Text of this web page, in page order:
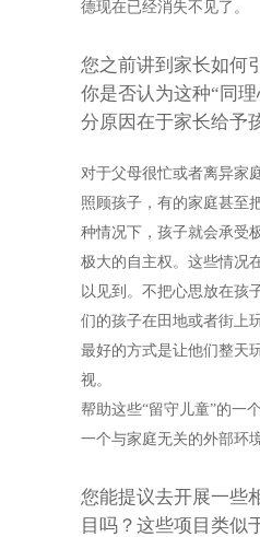
德现在已经消失不见了。
您之前讲到家长如何
你是否认为这种“同
分原因在于家长给予
对于父母很忙或者离异家
照顾孩子，有的家庭甚至
种情况下，孩子就会承受
极大的自主权。这些情况
以见到。不把心思放在孩
们的孩子在田地或者街上
最好的方式是让他们整天
视。
帮助这些“留守儿童”的一
一个与家庭无关的外部环境
您能提议去开展一些
目吗？这些项目类似